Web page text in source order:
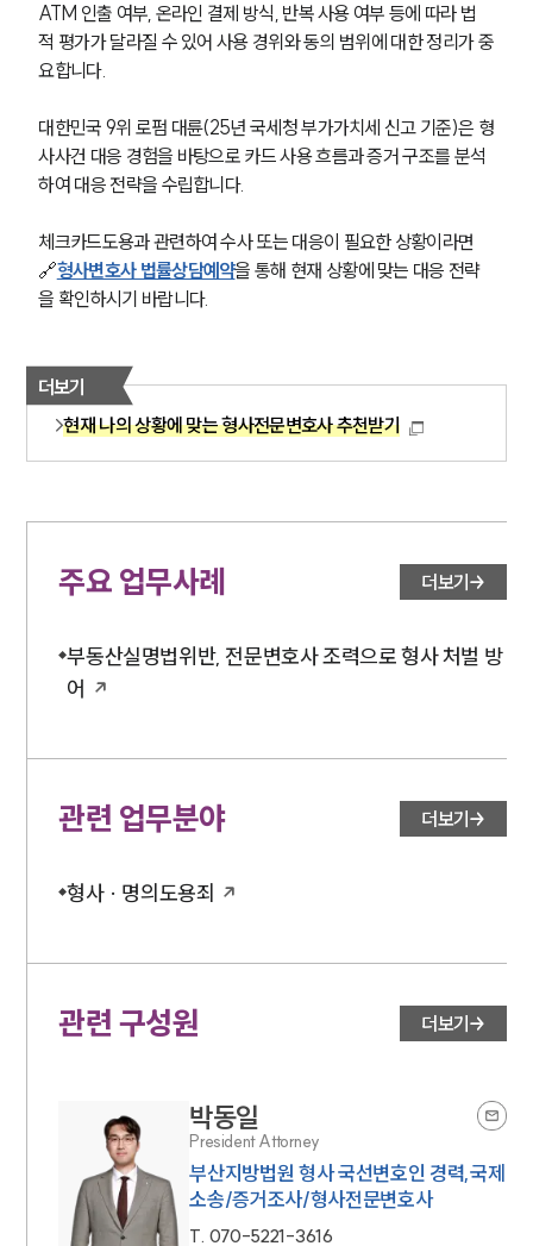
ATM 인출 여부, 온라인 결제 방식, 반복 사용 여부 등에 따라 법
적 평가가 달라질 수 있어 사용 경위와 동의 범위에 대한 정리가 중
요합니다.
대한민국 9위 로펌 대륜(25년 국세청 부가가치세 신고 기준)은 형
사사건 대응 경험을 바탕으로 카드 사용 흐름과 증거 구조를 분석
하여 대응 전략을 수립합니다.
체크카드도용과 관련하여 수사 또는 대응이 필요한 상황이라면
🔗형사변호사 법률상담예약을 통해 현재 상황에 맞는 대응 전략
을 확인하시기 바랍니다.
더보기
현재 나의 상황에 맞는 형사전문변호사 추천받기
주요 업무사례 더보기
부동산실명법위반, 전문변호사 조력으로 형사 처벌 방
어
관련 업무분야 더보기
형사 · 명의도용죄
관련 구성원 더보기
박동일
President Attorney
부산지방법원 형사 국선변호인 경력,국제
소송/증거조사/형사전문변호사
T. 070-5221-3616